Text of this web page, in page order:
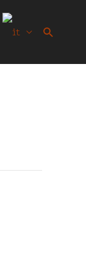
Cerca